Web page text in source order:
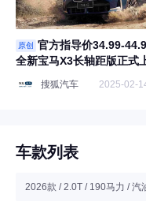
原创
官方指导价34.99-
全新宝马X3长轴距版正式
搜狐汽车 2025-02-
车款列表
2026款 / 2.0T / 190马力 / 汽